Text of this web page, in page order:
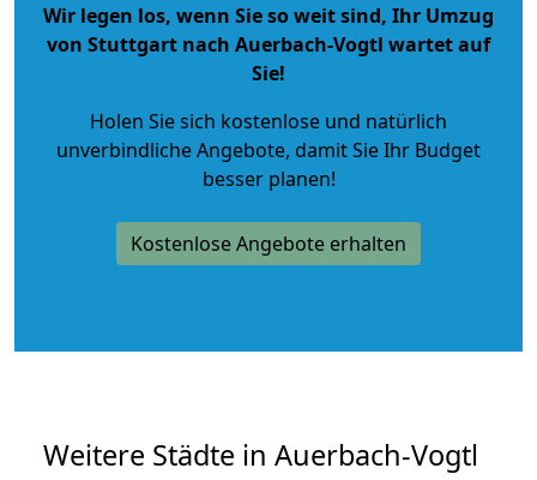
Wir legen los, wenn Sie so weit sind, Ihr Umzug
von Stuttgart nach Auerbach-Vogtl wartet auf
Sie!
Holen Sie sich kostenlose und natürlich
unverbindliche Angebote, damit Sie Ihr Budget
besser planen!
Kostenlose Angebote erhalten
Weitere Städte in Auerbach-Vogtl